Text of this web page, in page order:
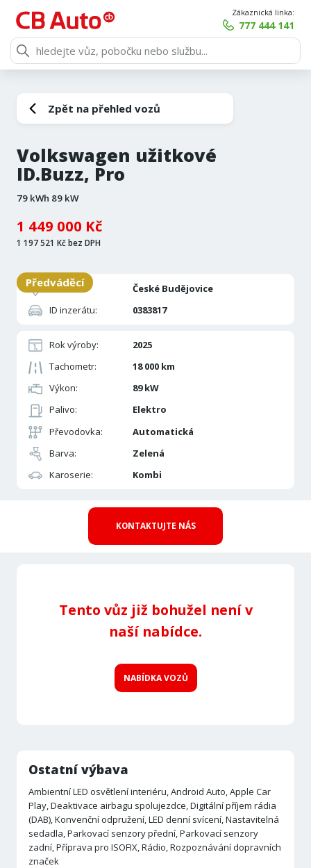
Zákaznická linka:
777 444 141
Zpět na přehled vozů
Volkswagen užitkové
ID.Buzz, Pro
79 kWh 89 kW
1 449 000 Kč
1 197 521 Kč bez DPH
Pobočka:
České Budějovice
ID inzerátu:
0383817
Rok výroby:
2025
Tachometr:
18 000 km
Výkon:
89 kW
Palivo:
Elektro
Převodovka:
Automatická
Barva:
Zelená
Karoserie:
Kombi
Předváděcí
KONTAKTUJTE NÁS
Tento vůz již bohužel není v
naší nabídce.
NABÍDKA VOZŮ
Ostatní výbava
Ambientní LED osvětlení interiéru, Android Auto, Apple Car
Play, Deaktivace airbagu spolujezdce, Digitální příjem rádia
(DAB), Konvenční odpružení, LED denní svícení, Nastavitelná
sedadla, Parkovací senzory přední, Parkovací senzory
zadní, Příprava pro ISOFIX, Rádio, Rozpoznávání dopravních
značek